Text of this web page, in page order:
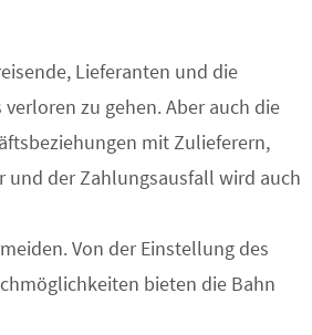
Lieferanten und die
zu gehen. Aber auch die
mit Zulieferern,
und der Zahlungsausfall wird auch
Von der Einstellung des
bieten die Bahn